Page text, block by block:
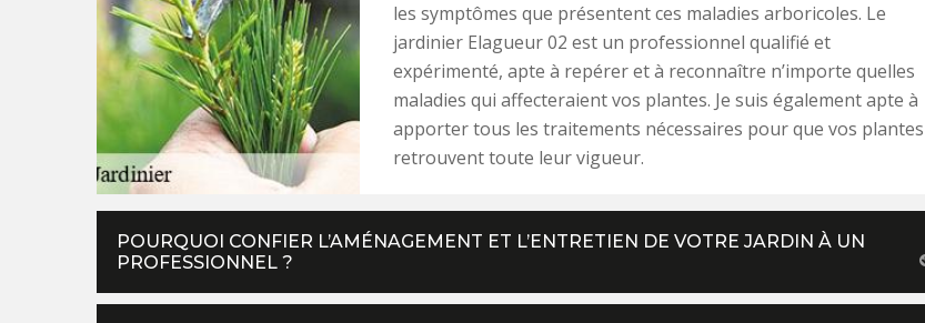
les symptômes que présentent ces maladies arboricoles. Le
jardinier Elagueur 02 est un professionnel qualifié et
expérimenté, apte à repérer et à reconnaître n’importe quelles
maladies qui affecteraient vos plantes. Je suis également apte à
apporter tous les traitements nécessaires pour que vos plantes
retrouvent toute leur vigueur.
POURQUOI CONFIER L’AMÉNAGEMENT ET L’ENTRETIEN DE VOTRE JARDIN À UN
PROFESSIONNEL ?